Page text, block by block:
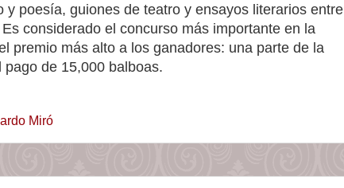
poesía, guiones de teatro y ensayos literarios entre
considerado el concurso más importante en la
premio más alto a los ganadores: una parte de la
de 15,000 balboas.
Miró